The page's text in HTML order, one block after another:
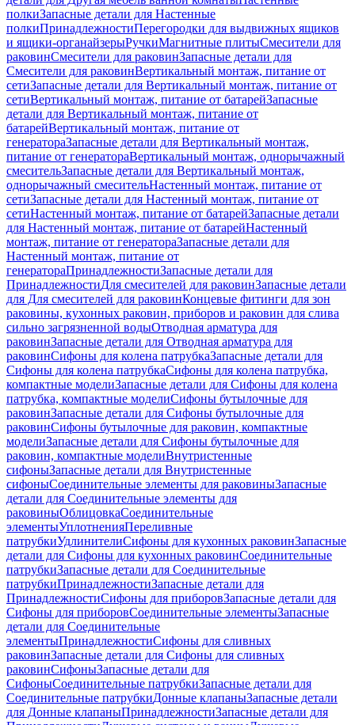
полкиЗапасные детали для Настенные
полкиПринадлежностиПерегородки для выдвижных ящиков
и ящики-органайзерыРучкиМагнитные плитыСмесители для
раковинСмесители для раковинЗапасные детали для
Смесители для раковинВертикальный монтаж, питание от
сетиЗапасные детали для Вертикальный монтаж, питание от
сетиВертикальный монтаж, питание от батарейЗапасные
детали для Вертикальный монтаж, питание от
батарейВертикальный монтаж, питание от
генератораЗапасные детали для Вертикальный монтаж,
питание от генератораВертикальный монтаж, однорычажный
смесительЗапасные детали для Вертикальный монтаж,
однорычажный смесительНастенный монтаж, питание от
сетиЗапасные детали для Настенный монтаж, питание от
сетиНастенный монтаж, питание от батарейЗапасные детали
для Настенный монтаж, питание от батарейНастенный
монтаж, питание от генератораЗапасные детали для
Настенный монтаж, питание от
генератораПринадлежностиЗапасные детали для
ПринадлежностиДля смесителей для раковинЗапасные детали
для Для смесителей для раковинКонцевые фитинги для зон
раковины, кухонных раковин, приборов и раковин для слива
сильно загрязненной водыОтводная арматура для
раковинЗапасные детали для Отводная арматура для
раковинСифоны для колена патрубкаЗапасные детали для
Сифоны для колена патрубкаСифоны для колена патрубка,
компактные моделиЗапасные детали для Сифоны для колена
патрубка, компактные моделиСифоны бутылочные для
раковинЗапасные детали для Сифоны бутылочные для
раковинСифоны бутылочные для раковин, компактные
моделиЗапасные детали для Сифоны бутылочные для
раковин, компактные моделиВнутристенные
сифоныЗапасные детали для Внутристенные
сифоныСоединительные элементы для раковиныЗапасные
детали для Соединительные элементы для
раковиныОблицовкаСоединительные
элементыУплотненияПереливные
патрубкиУдлинителиСифоны для кухонных раковинЗапасные
детали для Сифоны для кухонных раковинСоединительные
патрубкиЗапасные детали для Соединительные
патрубкиПринадлежностиЗапасные детали для
ПринадлежностиСифоны для приборовЗапасные детали для
Сифоны для приборовСоединительные элементыЗапасные
детали для Соединительные
элементыПринадлежностиСифоны для сливных
раковинЗапасные детали для Сифоны для сливных
раковинСифоныЗапасные детали для
СифоныСоединительные патрубкиЗапасные детали для
Соединительные патрубкиДонные клапаныЗапасные детали
для Донные клапаныПринадлежностиЗапасные детали для